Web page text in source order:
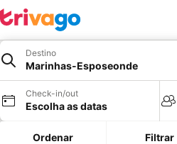
Destino
Marinhas-Esposeonde
Check-in/out
Escolha as datas
Ordenar Filtrar